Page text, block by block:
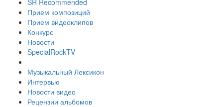
SR Recommended
Прием композиций
Прием видеоклипов
Конкурс
Новости
SpecialRockTV
Музыкальный Лексикон
Интервью
Новости видео
Рецензии альбомов